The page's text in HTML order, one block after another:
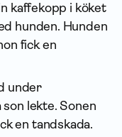
kaffekopp i köket
hunden. Hunden
fick en
under
lekte. Sonen
en tandskada.